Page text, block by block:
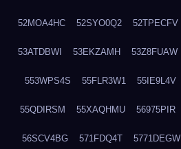
52MOA4HC 52SYO0Q2 52TPECFV
53ATDBWI 53EKZAMH 53Z8FUAW
553WPS4S 55FLR3W1 55IE9L4V
55QDIRSM 55XAQHMU 56975PIR
56SCV4BG 571FDQ4T 5771DEGW